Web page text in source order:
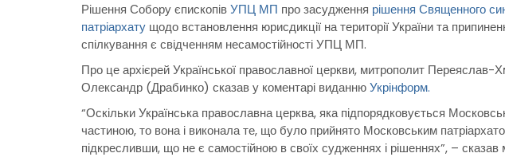
Рішення Собору єпископівУПЦ МП про засудження рішення Священного
патріархату щодо встановлення юрисдикції на території України та
спілкування є свідченням несамостійності УПЦ МП.
Про це архієрей Української православної церкви, митрополит
Олександр (Драбинко) сказав у коментарі виданнюУкрінформ.
“Оскільки Українська православна церква, яка підпорядковується
частиною, то вона і виконала те, що було прийнято Московським
підкресливши, що не є самостійною в своїх судженнях і рішеннях”, – сказав